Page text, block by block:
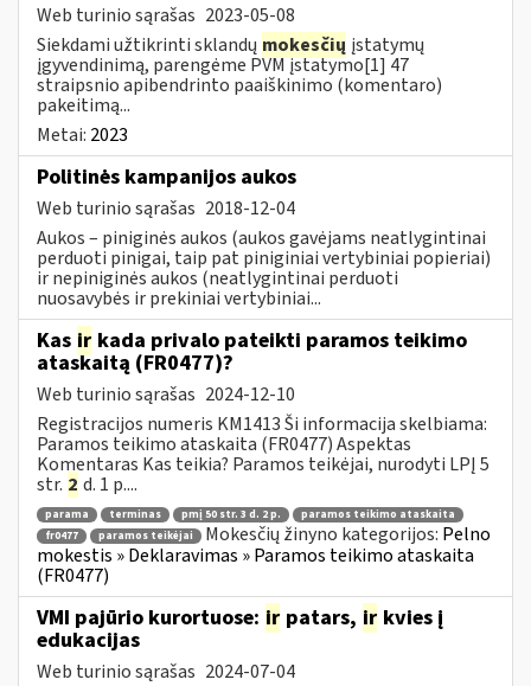
Web turinio sąrašas 2023-05-08
Siekdami užtikrinti sklandų mokesčių įstatymų
įgyvendinimą, parengėme PVM įstatymo[1] 47
straipsnio apibendrinto paaiškinimo (komentaro)
pakeitimą...
Metai: 2023
Politinės kampanijos aukos
Web turinio sąrašas 2018-12-04
Aukos – piniginės aukos (aukos gavėjams neatlygintinai
perduoti pinigai, taip pat piniginiai vertybiniai popieriai)
ir nepiniginės aukos (neatlygintinai perduoti
nuosavybės ir prekiniai vertybiniai...
Kas ir kada privalo pateikti paramos teikimo
ataskaitą (FR0477)?
Web turinio sąrašas 2024-12-10
Registracijos numeris KM1413 Ši informacija skelbiama:
Paramos teikimo ataskaita (FR0477) Aspektas
Komentaras Kas teikia? Paramos teikėjai, nurodyti LPĮ 5
str. 2 d. 1 p....
parama terminas pmį 50 str. 3 d. 2 p.
paramos teikimo ataskaita
fr0477
paramos teikėjai Mokesčių žinyno kategorijos: Pelno
mokestis » Deklaravimas » Paramos teikimo ataskaita
(FR0477)
VMI pajūrio kurortuose: ir patars, ir kvies į
edukacijas
Web turinio sąrašas 2024-07-04